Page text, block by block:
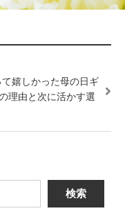
嬉しかった母の日ギ
理由と次に活かす選